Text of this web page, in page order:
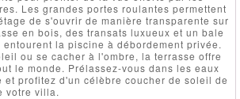
Les grandes portes roulantes permettent
de s'ouvrir de manière transparente sur
en bois, des transats luxueux et un bale
la piscine à débordement privée.
ou se cacher à l'ombre, la terrasse offre
le monde. Prélassez-vous dans les eaux
profitez d'un célèbre coucher de soleil de
votre villa.